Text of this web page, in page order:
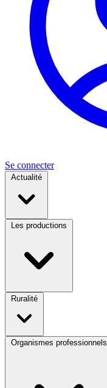
Se connecter
Actualité
Les productions
Ruralité
Organismes professionnels